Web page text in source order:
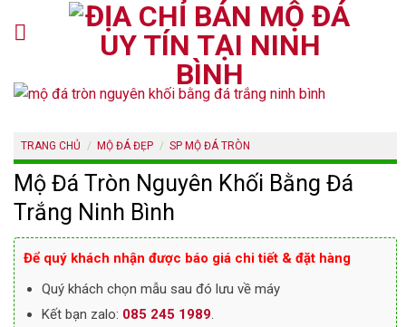
TRANG CHỦ / MỘ ĐÁ ĐẸP / SP MỘ ĐÁ TRÒN
Mộ Đá Tròn Nguyên Khối Bằng Đá
Trắng Ninh Bình
Để quý khách nhận được báo giá chi tiết & đặt hàng
Quý khách chọn mẫu sau đó lưu về máy
Kết bạn zalo: 085 245 1989.